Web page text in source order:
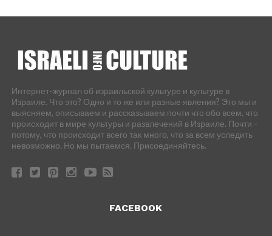
Интернет-журнал об израильской культуре и культуре в
Израиле. Что это? Одно и то же или разные явления? Это мы и
выясняем, описываем и рассказываем почти что обо всем, что
происходит в мире культуры и развлечений в Израиле. Почти -
потому, что происходит всего так много, что за всем уследить
невозможно. Но мы пытаемся. Присоединяйтесь.
FACEBOOK